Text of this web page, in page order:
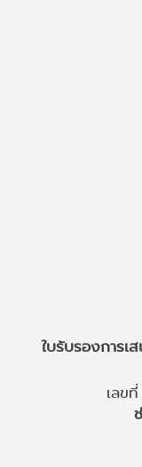
ใบรับรองการเ
เลข